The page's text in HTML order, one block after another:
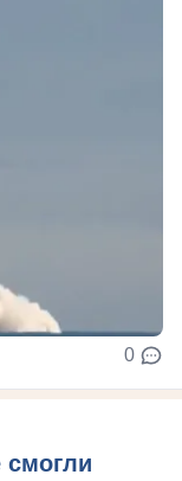
0
смогли